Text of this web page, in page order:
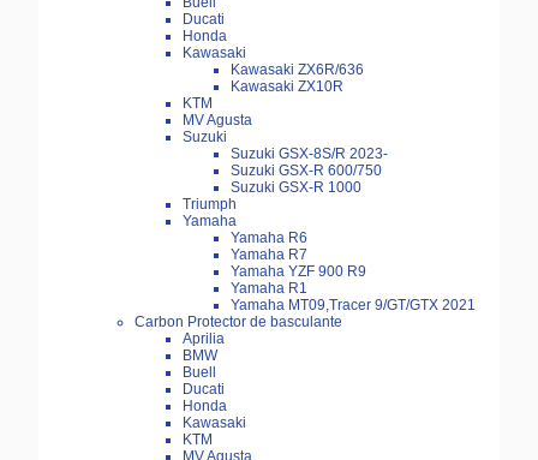
Ducati
Honda
Kawasaki
Kawasaki ZX6R/636
Kawasaki ZX10R
KTM
MV Agusta
Suzuki
Suzuki GSX-8S/R 2023-
Suzuki GSX-R 600/750
Suzuki GSX-R 1000
Triumph
Yamaha
Yamaha R6
Yamaha R7
Yamaha YZF 900 R9
Yamaha R1
Yamaha MT09,Tracer 9/GT/GTX 2021
Carbon Protector de basculante
Aprilia
BMW
Buell
Ducati
Honda
Kawasaki
KTM
MV Agusta